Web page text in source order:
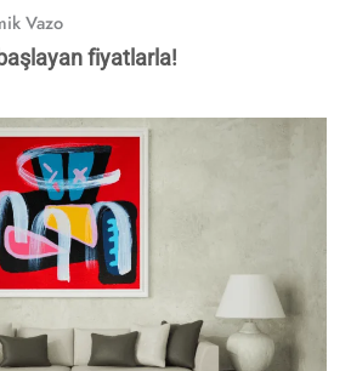
Vazo
fiyatlarla!